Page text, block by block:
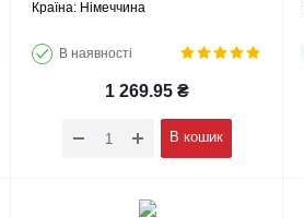
Країна: Німеччина
В наявності
1 269.95 ₴
В кошик